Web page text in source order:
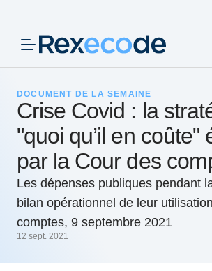
DOCUMENT DE LA SEMAINE
Crise Covid : la
"quoi qu’il en coûte"
par la Cour des
Les dépenses publiques pendant
bilan opérationnel de leur
comptes, 9 septembre 2021
12 sept. 2021